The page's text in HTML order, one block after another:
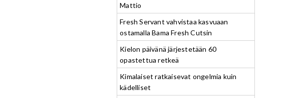
Mattio
Fresh Servant vahvistaa kasvuaan
ostamalla Bama Fresh Cutsin
Kielon päivänä järjestetään 60
opastettua retkeä
Kimalaiset ratkaisevat ongelmia kuin
kädelliset